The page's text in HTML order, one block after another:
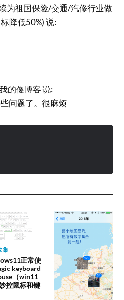
为祖国保险/交通/汽修行业做
降低50%) 说:
的傻博客 说:
问题了。很麻烦
集
正常使
keyboard
（win11
控鼠标和键